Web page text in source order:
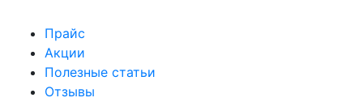
Прайс
Акции
Полезные статьи
Отзывы